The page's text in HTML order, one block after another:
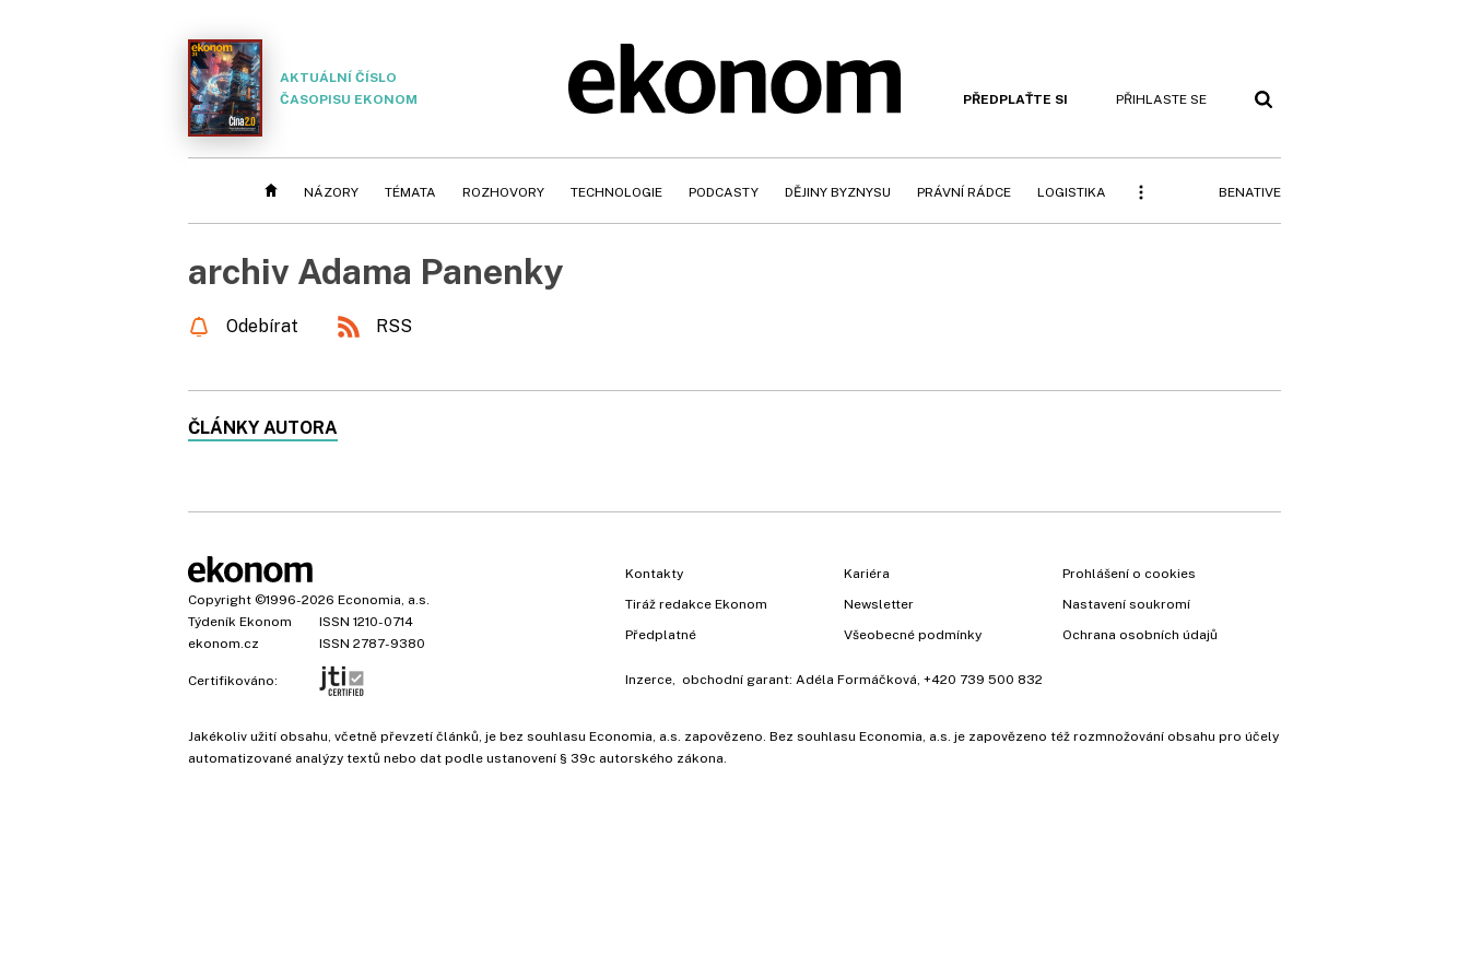
AKTUÁLNÍ ČÍSLO
ČASOPISU EKONOM
PŘEDPLAŤTE SI PŘIHLASTE SE
NÁZORY TÉMATA ROZHOVORY TECHNOLOGIE PODCASTY DĚJINY BYZNYSU PRÁVNÍ RÁDCE LOGISTIKA BENATIVE
archiv Adama Panenky
Odebírat RSS
ČLÁNKY AUTORA
Copyright ©1996-2026 Economia, a.s.
Týdeník Ekonom
ISSN 1210-0714
ekonom.cz
ISSN 2787-9380
Certifikováno:
Kontakty
Tiráž redakce Ekonom
Předplatné
Kariéra
Newsletter
Všeobecné podmínky
Prohlášení o cookies
Nastavení soukromí
Ochrana osobních údajů
Inzerce , obchodní garant: Adéla Formáčková +420 739 500 832
Jakékoliv užití obsahu, včetně převzetí článků, je bez souhlasu Economia, a.s. zapovězeno. Bez souhlasu Economia, a.s. je zapovězeno též rozmnožování obsahu pro účely
automatizované analýzy textů nebo dat podle ustanovení § 39c autorského zákona.